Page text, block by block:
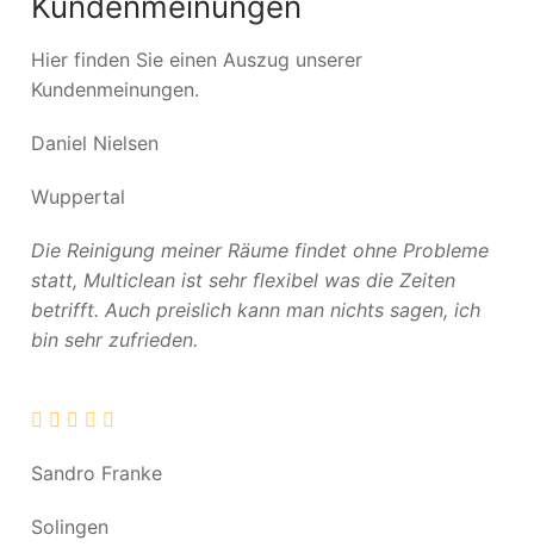
Hier finden Sie einen Auszug unserer
Kundenmeinungen.
Daniel Nielsen
Wuppertal
Die Reinigung meiner Räume findet ohne Probleme
statt, Multiclean ist sehr flexibel was die Zeiten
betrifft. Auch preislich kann man nichts sagen, ich
bin sehr zufrieden.
Sandro Franke
Solingen